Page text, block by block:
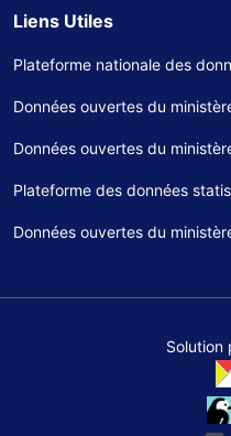
Liens Utiles
Plateforme nationale des
Données ouvertes du
Données ouvertes du
Plateforme des données
Données ouvertes du
Solution